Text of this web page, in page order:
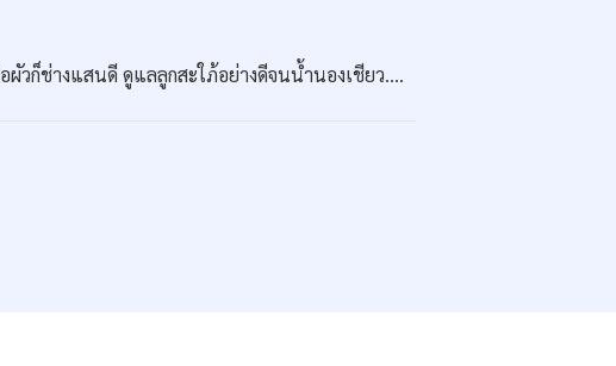
วก็ช่างแสนดี ดูแลลูกสะใภ้อย่างดีจนน้ำนองเชียว....